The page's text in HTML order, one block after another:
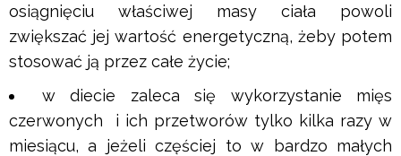
osiągnięciu właściwej masy ciała powoli
zwiększać jej wartość energetyczną, żeby potem
stosować ją przez całe życie;
w diecie zaleca się wykorzystanie mięs
czerwonych i ich przetworów tylko kilka razy w
miesiącu, a jeżeli częściej to w bardzo małych